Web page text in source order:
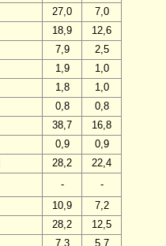
27,0
7,0
18,9
12,6
7,9
2,5
1,9
1,0
1,8
1,0
0,8
0,8
38,7
16,8
0,9
0,9
28,2
22,4
-
-
10,9
7,2
28,2
12,5
7,3
5,7